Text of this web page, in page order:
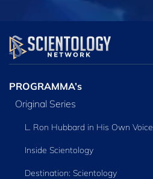
KIJK
PROGRAMMA’s
Original Series
L. Ron Hubbard in His Own Voice
Inside Scientology
Destination: Scientology